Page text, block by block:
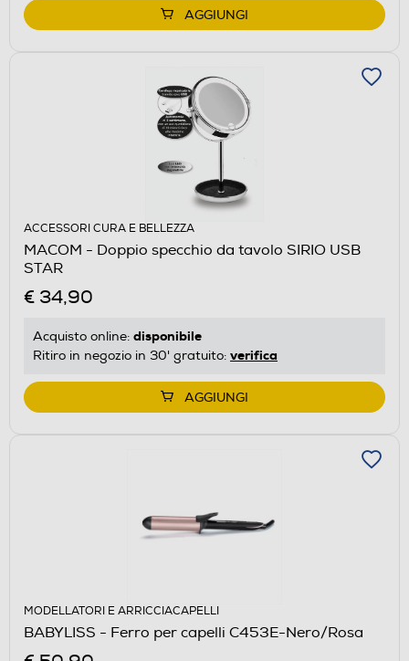
AGGIUNGI
ACCESSORI CURA E BELLEZZA
MACOM - Doppio specchio da tavolo SIRIO USB
STAR
€ 34,90
Acquisto online: disponibile
Ritiro in negozio in 30' gratuito: verifica
AGGIUNGI
MODELLATORI E ARRICCIACAPELLI
BABYLISS - Ferro per capelli C453E-Nero/Rosa